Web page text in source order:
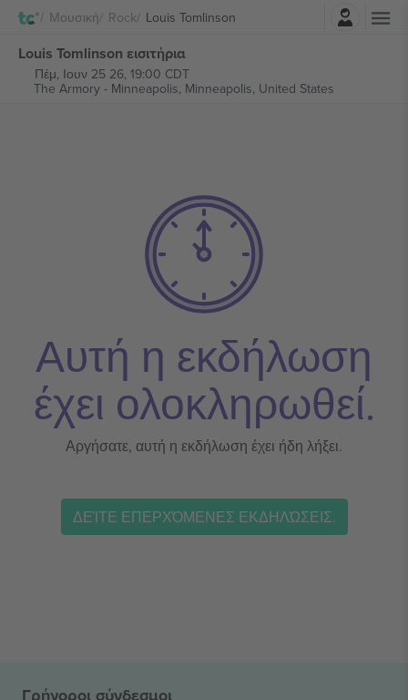
Μουσική Rock Louis TomlinsonΣύνδεση
Louis Tomlinson εισιτήρια
Πέμ, Ιουν 25 26, 19:00 CDT
The Armory - Minneapolis, Minneapolis, United States
Αυτή η εκδήλωση
έχει ολοκληρωθεί.
Αργήσατε, αυτή η εκδήλωση έχει ήδη λήξει.
ΔΕΊΤΕ ΕΠΕΡΧΌΜΕΝΕΣ ΕΚΔΗΛΏΣΕΙΣ.